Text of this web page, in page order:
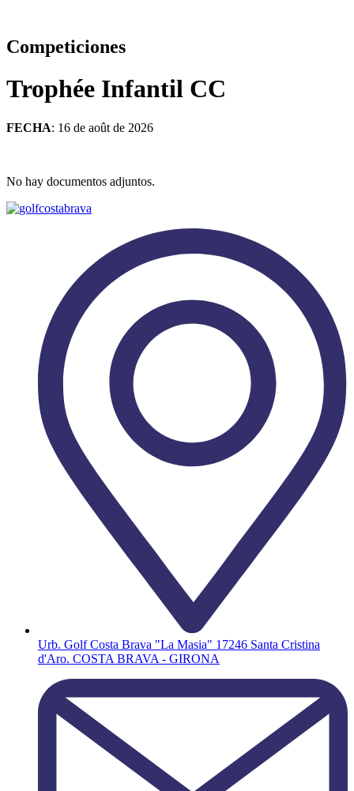
Competiciones
Trophée Infantil CC
FECHA: 16 de août de 2026
No hay documentos adjuntos.
Urb. Golf Costa Brava "La Masia" 17246 Santa Cristina
d'Aro. COSTA BRAVA - GIRONA